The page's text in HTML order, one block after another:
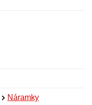
Náramky